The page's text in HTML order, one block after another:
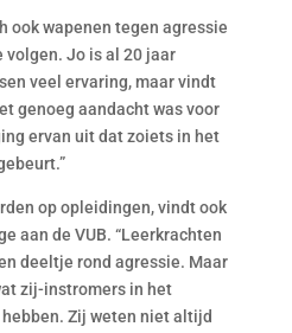
ook wapenen tegen agressie
Jo is al 20 jaar
veel ervaring, maar vindt
genoeg aandacht was voor
ervan uit dat zoiets in het
op opleidingen, vindt ook
aan de VUB. “Leerkrachten
deeltje rond agressie. Maar
zij-instromers in het
Zij weten niet altijd